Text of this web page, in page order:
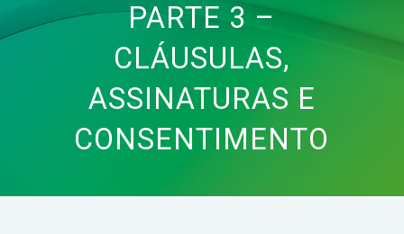
PARTE 3 –
CLÁUSULAS,
ASSINATURAS E
CONSENTIMENTO